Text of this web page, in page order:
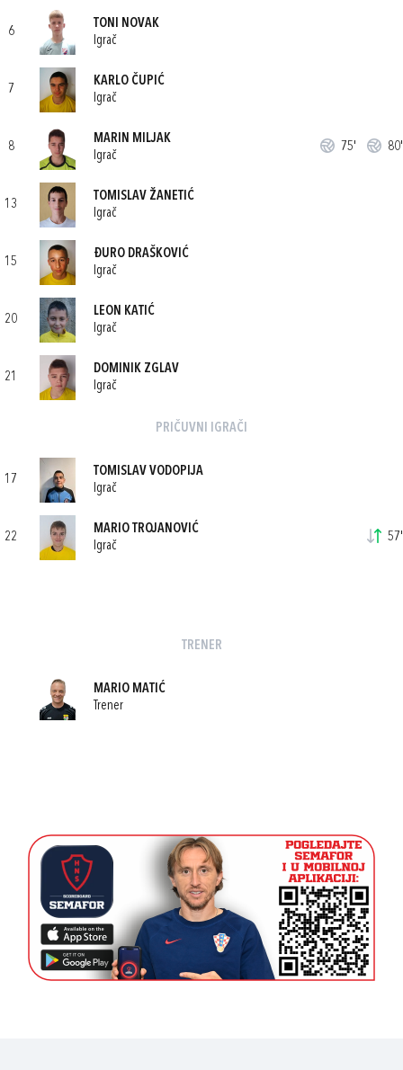
6
TONI NOVAK
Igrač
7
KARLO ČUPIĆ
Igrač
8
MARIN MILJAK
Igrač
75' 80'
13
TOMISLAV ŽANETIĆ
Igrač
15
ĐURO DRAŠKOVIĆ
Igrač
20
LEON KATIĆ
Igrač
21
DOMINIK ZGLAV
Igrač
PRIČUVNI IGRAČI
17
TOMISLAV VODOPIJA
Igrač
22
MARIO TROJANOVIĆ
Igrač
57'
TRENER
MARIO MATIĆ
Trener